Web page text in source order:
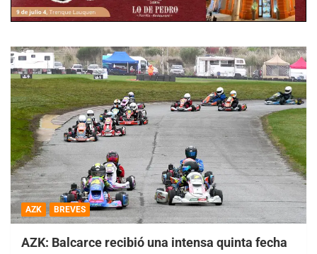
AZK BREVES
AZK: Balcarce recibió una intensa quinta fecha